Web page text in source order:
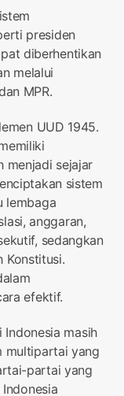
presiden
diberhentikan
melalui
MPR.
UUD 1945.
menjadi sejajar
sistem
lembaga
anggaran,
sedangkan
Konstitusi.
efektif.
masih
multipartai yang
partai yang